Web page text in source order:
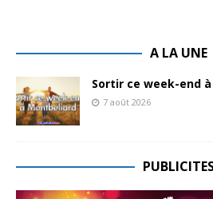
A LA UNE
Sortir ce week-end
7 août 2026